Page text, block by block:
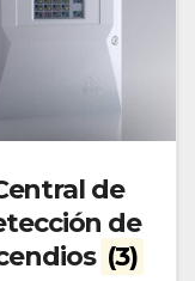
de
de
(3)